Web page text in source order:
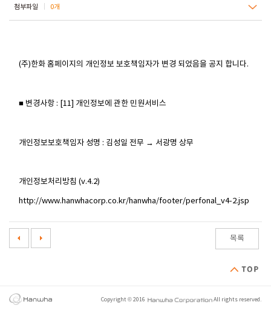
첨부파일 0개
(주)한화 홈페이지의 개인정보 보호책임자가 변경 되었음을 공지 합니다.
■ 변경사항 : [11] 개인정보에 관한 민원서비스
개인정보보호책임자 성명 : 김성일 전무 → 서광명 상무
개인정보처리방침 (v.4.2)
http://www.hanwhacorp.co.kr/hanwha/footer/perfonal_v4-2.jsp
목록
Copyright © 2016 All rights reserved.